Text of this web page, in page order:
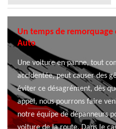
Un temps de remorquage
Auto
Une voiture en panne, tout
accidentée, peut causer des
éviter ce désagrément, dès
appel, nous pourrons faire
notre équipe de dépanneurs